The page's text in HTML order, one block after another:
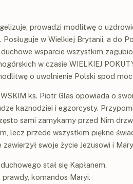
prowadzi modlitwę o
w Wielkiej Brytanii, a do
wsparcie wszystkim
w czasie WIELKIEJ
o uwolnienie Polski spod
ks. Piotr Glas opowiada o
kaznodziei i egzorcysty.
sami zamykamy przed Nim
lecz przede wszystkim piękne
swoje życie Jezusowi i
stał się Kapłanem.
komandos Maryi.